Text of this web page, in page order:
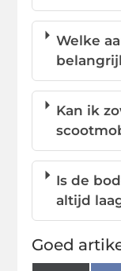
Welke
Kan ik
Is de
altijd
Goed